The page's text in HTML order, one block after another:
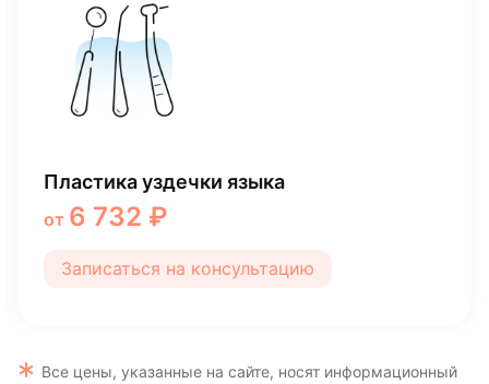
Лечение кариеса молочного зуба Tetric
N-Ceram
от 5 100 ₽
Записаться на консультацию
Все цены, указанные на сайте, носят информационный